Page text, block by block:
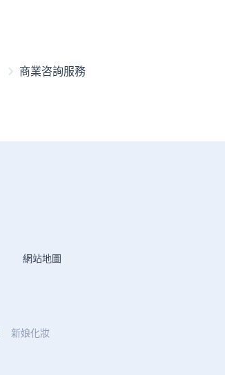
商業咨詢服務
網站地圖
新娘化妝